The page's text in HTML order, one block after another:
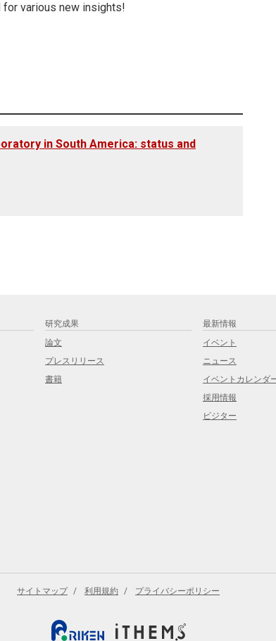
for various new insights!
in South America: status and
研究成果
論文
プレスリリース
書籍
最新情報
イベント
ニュース
イベントカレンダ
採用情報
ビジター
サイトマップ 利用規約 プライバシーポリシー